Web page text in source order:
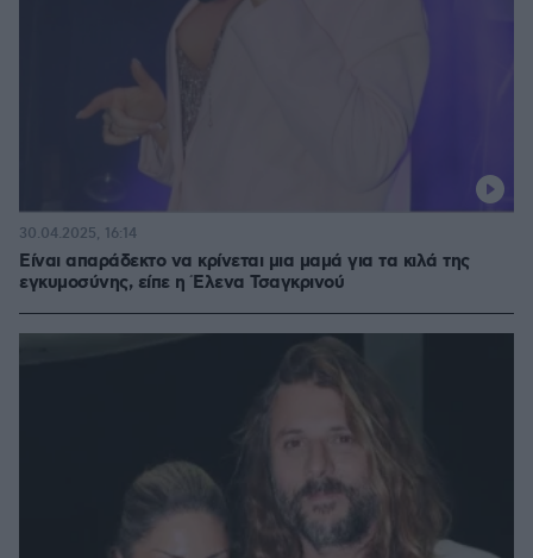
Είναι απαράδεκτο να κρίνεται μια μαμά για τα κιλά της
εγκυμοσύνης, είπε η Έλενα Τσαγκρινού
30.04.2025, 16:14